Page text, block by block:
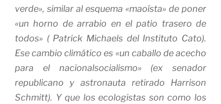
verde», similar al esquema «maoísta» de poner
«un horno de arrabio en el patio trasero de
todos» ( Patrick Michaels del Instituto Cato).
Ese cambio climático es «un caballo de acecho
para el nacionalsocialismo» (ex senador
republicano y astronauta retirado Harrison
Schmitt). Y que los ecologistas son como los